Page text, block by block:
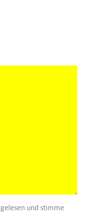
gelesen und stimme